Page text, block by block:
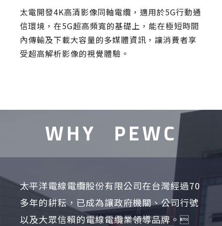
太電開發4K高清影像同軸電纜，適用於5G行動通
信環境，在5G超高頻寬的基礎上，能在極短時間
內傳輸及下載大容量的多媒體資訊，讓消費者享
受超高解析影像的視覺體驗。
WHY PEWC
太平洋電線電纜股份有限公司在台灣經過70
多年的耕耘，已成為讓政府機關、公司行號
以及大眾信賴的電線電纜業領導品牌。